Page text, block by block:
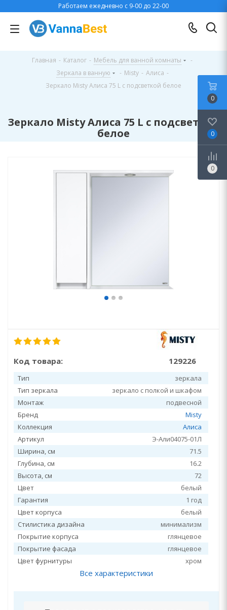
Работаем ежедневно с 9-00 до 22-00
Главная - Каталог - Мебель для ванной комнаты
-
Зеркала в ванную
- Misty - Алиса -
Зеркало Misty Алиса 75 L с подсветкой белое
Зеркало Misty Алиса 75 L с подсветкой
белое
Код товара: 129226
Тип
зеркала
Тип зеркала
зеркало с полкой и шкафом
Монтаж
подвесной
Бренд
Misty
Коллекция
Алиса
Артикул
Э-Али04075-01Л
Ширина, см
71.5
Глубина, см
16.2
Высота, см
72
Цвет
белый
Гарантия
1 год
Цвет корпуса
белый
Стилистика дизайна
минимализм
Покрытие корпуса
глянцевое
Покрытие фасада
глянцевое
Цвет фурнитуры
хром
Все характеристики
0
0
0